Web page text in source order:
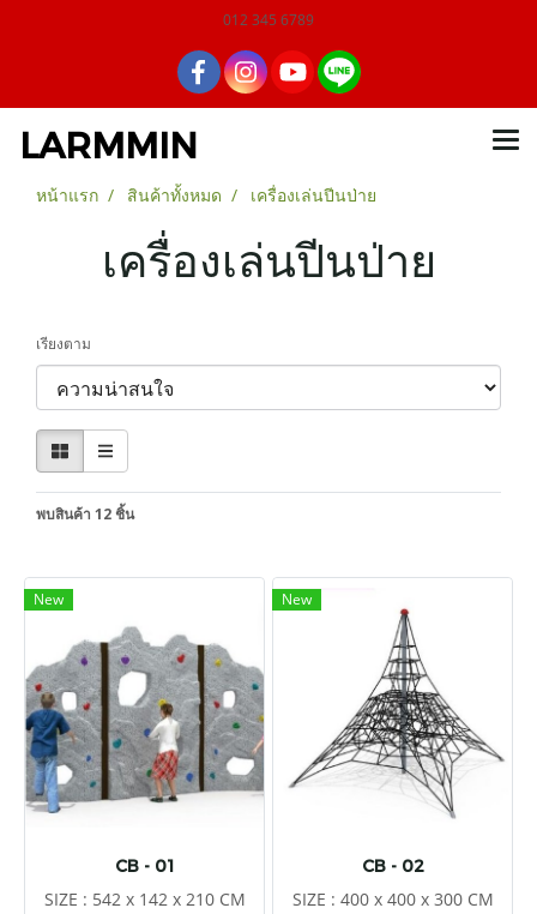
012 345 6789
LARMMIN
หน้าแรก สินค้าทั้งหมด เครื่องเล่นปีนป่าย
เครื่องเล่นปีนป่าย
เรียงตาม
พบสินค้า 12 ชิ้น
New
CB - 01
SIZE : 542 x 142 x 210 CM
New
CB - 02
SIZE : 400 x 400 x 300 CM